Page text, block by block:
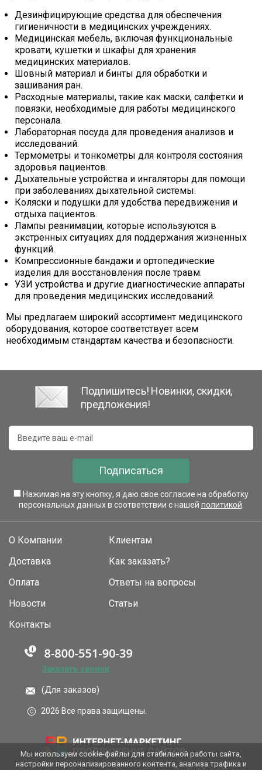
Дезинфицирующие средства для обеспечения
гигиеничности в медицинских учреждениях.
Медицинская мебель, включая функциональные
кровати, кушетки и шкафы для хранения
медицинских материалов.
Шовный материал и бинты для обработки и
зашивания ран.
Расходные материалы, такие как маски, салфетки и
повязки, необходимые для работы медицинского
персонала.
Лабораторная посуда для проведения анализов и
исследований.
Термометры и тонкометры для контроля состояния
здоровья пациентов.
Дыхательные устройства и ингаляторы для помощи
при заболеваниях дыхательной системы.
Коляски и подушки для удобства передвижения и
отдыха пациентов.
Лампы реанимации, которые используются в
экстренных ситуациях для поддержания жизненных
функций.
Компрессионные бандажи и ортопедические
изделия для восстановления после травм.
УЗИ устройства и другие диагностические аппараты
для проведения медицинских исследований.
Мы предлагаем широкий ассортимент медицинского
оборудования, которое соответствует всем
необходимым стандартам качества и безопасности.
Подпишитесь! Новинки, скидки,
предложения!
Подписаться
Нажимая на эту кнопку, я даю свое согласие на обработку
персональных данных в соответствии с нашей политикой
О Компании
Доставка
Оплата
Новости
Клиентам
Как заказать?
Ответы на вопросы
Статьи
Контакты
Заказать звонок
(Для заказов)
2026 Все права защищены.
Мы используем cookie-файлы для стабильной работы сайта,
настройки персонализированного контента, анализа трафика и